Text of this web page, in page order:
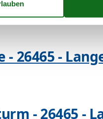
26465 -
- 26465 -